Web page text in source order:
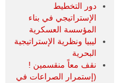
دور التخطيط
الإستراتيجي في بناء
المؤسسة العسكرية
ليبيا ونظرية الإستراتيجية
البحرية
نقف معاً منقسمين !
(إستمرار الصراعات في